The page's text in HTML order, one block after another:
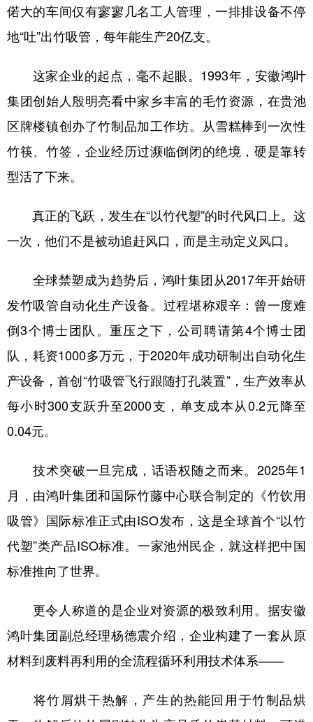
偌大的车间仅有寥寥几名工人管理，一排排设备不停
地“吐”出竹吸管，每年能生产20亿支。
这家企业的起点，毫不起眼。1993年，安徽鸿叶
集团创始人殷明亮看中家乡丰富的毛竹资源，在贵池
区牌楼镇创办了竹制品加工作坊。从雪糕棒到一次性
竹筷、竹签，企业经历过濒临倒闭的绝境，硬是靠转
型活了下来。
真正的飞跃，发生在“以竹代塑”的时代风口上。这
一次，他们不是被动追赶风口，而是主动定义风口。
全球禁塑成为趋势后，鸿叶集团从2017年开始研
发竹吸管自动化生产设备。过程堪称艰辛：曾一度难
倒3个博士团队。重压之下，公司聘请第4个博士团
队，耗资1000多万元，于2020年成功研制出自动化生
产设备，首创“竹吸管飞行跟随打孔装置”，生产效率从
每小时300支跃升至2000支，单支成本从0.2元降至
0.04元。
技术突破一旦完成，话语权随之而来。2025年1
月，由鸿叶集团和国际竹藤中心联合制定的《竹饮用
吸管》国际标准正式由ISO发布，这是全球首个“以竹
代塑”类产品ISO标准。一家池州民企，就这样把中国
标准推向了世界。
更令人称道的是企业对资源的极致利用。据安徽
鸿叶集团副总经理杨德震介绍，企业构建了一套从原
材料到废料再利用的全流程循环利用技术体系——
将竹屑烘干热解，产生的热能回用于竹制品烘